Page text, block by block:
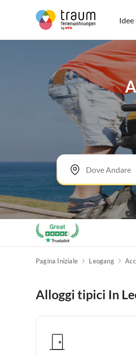
Idee
Pagina Iniziale Leogang
Alloggi tipici In